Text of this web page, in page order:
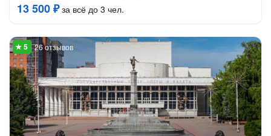
13 500 ₽за всё до 3 чел.
26 отзывов